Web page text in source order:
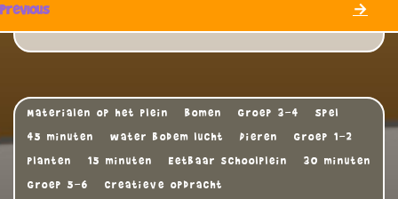
Previous
→
Materialen op het plein Bomen Groep 3-4
Spel
45 minuten
water bodem lucht Dieren
Groep 1-2
Planten
15 minuten Eetbaar schoolplein
30 minuten
Groep 5-6
Creatieve opdracht